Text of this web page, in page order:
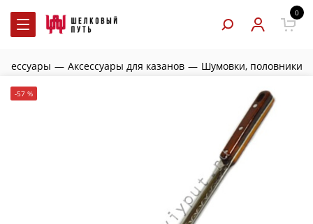
0
— Аксессуары для казанов — Шумовки, половники
-57 %